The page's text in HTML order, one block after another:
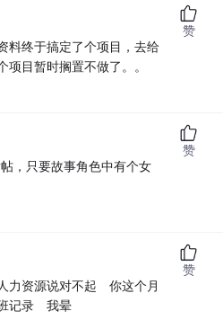
料终于搞定了个项目，去给
项目暂时搁置不做了。。
赞
，只要故事角色中有个女
赞
力资源说对不起 你这个月
记录 我晕
赞